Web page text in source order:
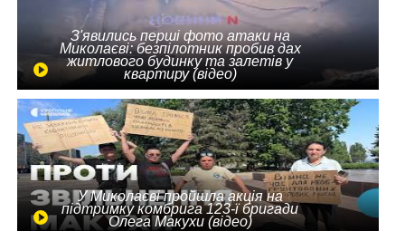
З'явились перші фото атаки на
Миколаєві: безпілотник пробив дах
житлового будинку та залетів у
квартиру (відео)
У Миколаєві пройшла акція на
підтримку комбрига 123-ї бригади
Олега Макухи (відео)